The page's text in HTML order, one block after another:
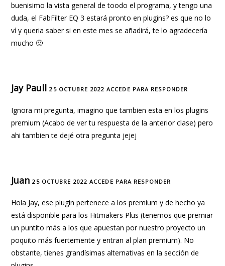
buenisimo la vista general de toodo el programa, y tengo una
duda, el FabFilter EQ 3 estará pronto en plugins? es que no lo
ví y queria saber si en este mes se añadirá, te lo agradecería
mucho 🙂
Jay Paull25 OCTUBRE 2022 ACCEDE PARA RESPONDER
Ignora mi pregunta, imagino que tambien esta en los plugins
premium (Acabo de ver tu respuesta de la anterior clase) pero
ahi tambien te dejé otra pregunta jejej
Juan 25 OCTUBRE 2022 ACCEDE PARA RESPONDER
Hola Jay, ese plugin pertenece a los premium y de hecho ya
está disponible para los Hitmakers Plus (tenemos que premiar
un puntito más a los que apuestan por nuestro proyecto un
poquito más fuertemente y entran al plan premium). No
obstante, tienes grandísimas alternativas en la sección de